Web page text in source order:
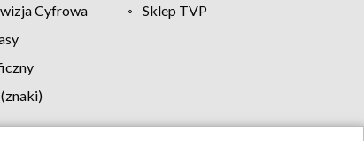
Cyfrowa
Sklep TVP